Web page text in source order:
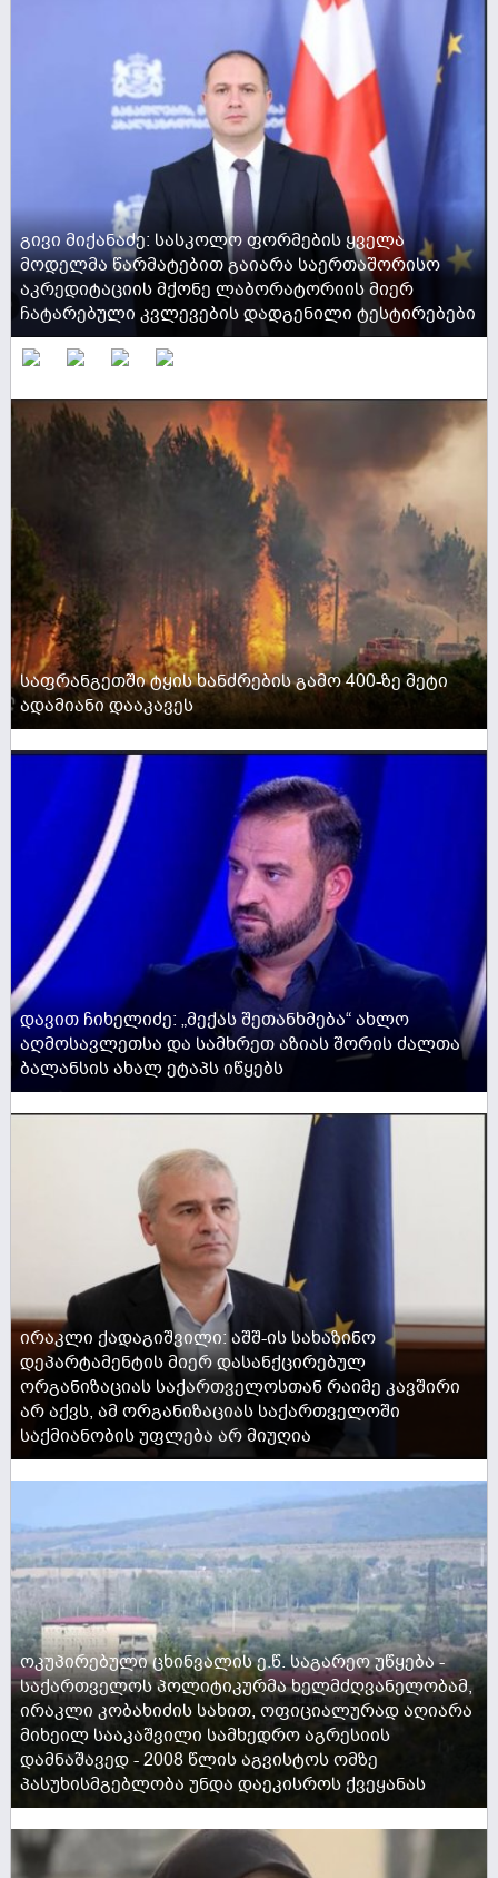
გივი მიქანაძე: სასკოლო ფორმების ყველა
მოდელმა წარმატებით გაიარა საერთაშორისო
აკრედიტაციის მქონე ლაბორატორიის მიერ
ჩატარებული კვლევების დადგენილი ტესტირებები
საფრანგეთში ტყის ხანძრების გამო 400-ზე მეტი
ადამიანი დააკავეს
დავით ჩიხელიძე: „მექას შეთანხმება“ ახლო
აღმოსავლეთსა და სამხრეთ აზიას შორის ძალთა
ბალანსის ახალ ეტაპს იწყებს
ირაკლი ქადაგიშვილი: აშშ-ის სახაზინო
დეპარტამენტის მიერ დასანქცირებულ
ორგანიზაციას საქართველოსთან რაიმე კავშირი
არ აქვს, ამ ორგანიზაციას საქართველოში
საქმიანობის უფლება არ მიუღია
ოკუპირებული ცხინვალის ე.წ. საგარეო უწყება -
საქართველოს პოლიტიკურმა ხელმძღვანელობამ,
ირაკლი კობახიძის სახით, ოფიციალურად აღიარა
მიხეილ სააკაშვილი სამხედრო აგრესიის
დამნაშავედ - 2008 წლის აგვისტოს ომზე
პასუხისმგებლობა უნდა დაეკისროს ქვეყანას